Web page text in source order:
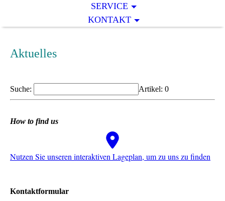
SERVICE
KONTAKT
Aktuelles
Suche: Artikel: 0
How to find us
Nutzen Sie unseren interaktiven La­ge­plan, um zu uns zu finden
Kontaktformular